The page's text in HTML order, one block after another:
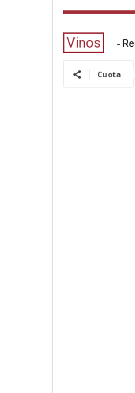
Vinos -
Cuota